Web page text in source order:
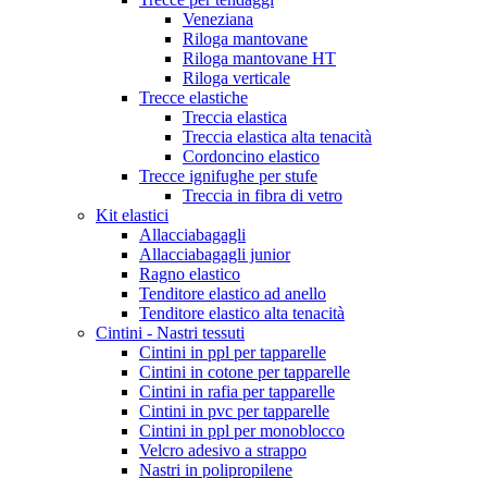
Veneziana
Riloga mantovane
Riloga mantovane HT
Riloga verticale
Trecce elastiche
Treccia elastica
Treccia elastica alta tenacità
Cordoncino elastico
Trecce ignifughe per stufe
Treccia in fibra di vetro
Kit elastici
Allacciabagagli
Allacciabagagli junior
Ragno elastico
Tenditore elastico ad anello
Tenditore elastico alta tenacità
Cintini - Nastri tessuti
Cintini in ppl per tapparelle
Cintini in cotone per tapparelle
Cintini in rafia per tapparelle
Cintini in pvc per tapparelle
Cintini in ppl per monoblocco
Velcro adesivo a strappo
Nastri in polipropilene